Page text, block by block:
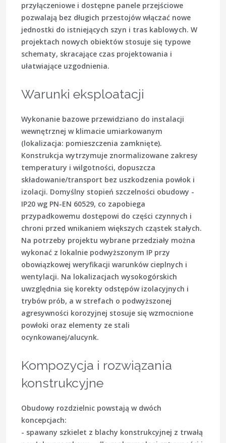
przyłączeniowe i dostępne panele przejściowe
pozwalają bez długich przestojów włączać nowe
jednostki do istniejących szyn i tras kablowych. W
projektach nowych obiektów stosuje się typowe
schematy, skracające czas projektowania i
ułatwiające uzgodnienia.
Warunki eksploatacji
Wykonanie bazowe przewidziano do instalacji
wewnętrznej w klimacie umiarkowanym
(lokalizacja: pomieszczenia zamknięte).
Konstrukcja wytrzymuje znormalizowane zakresy
temperatury i wilgotności, dopuszcza
składowanie/transport bez uszkodzenia powłok i
izolacji. Domyślny stopień szczelności obudowy -
IP20 wg PN-EN 60529, co zapobiega
przypadkowemu dostępowi do części czynnych i
chroni przed wnikaniem większych cząstek stałych.
Na potrzeby projektu wybrane przedziały można
wykonać z lokalnie podwyższonym IP przy
obowiązkowej weryfikacji warunków cieplnych i
wentylacji. Na lokalizacjach wysokogórskich
uwzględnia się korekty odstępów izolacyjnych i
trybów prób, a w strefach o podwyższonej
agresywności korozyjnej stosuje się wzmocnione
powłoki oraz elementy ze stali
ocynkowanej/alucynk.
Kompozycja i rozwiązania
konstrukcyjne
Obudowy rozdzielnic powstają w dwóch
koncepcjach:
- spawany szkielet z blachy konstrukcyjnej z trwałą